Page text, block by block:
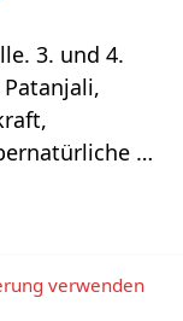
3. und 4.
…
verwenden